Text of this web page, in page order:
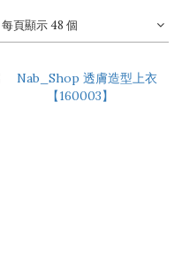
每頁顯示 48 個